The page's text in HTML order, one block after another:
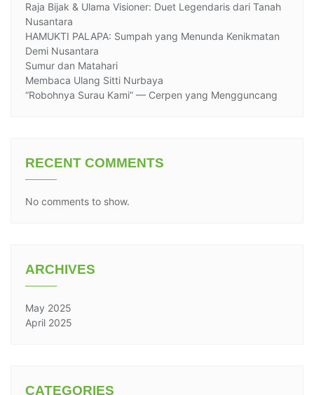
Raja Bijak & Ulama Visioner: Duet Legendaris dari Tanah
Nusantara
HAMUKTI PALAPA: Sumpah yang Menunda Kenikmatan
Demi Nusantara
Sumur dan Matahari
Membaca Ulang Sitti Nurbaya
“Robohnya Surau Kami” — Cerpen yang Mengguncang
RECENT COMMENTS
No comments to show.
ARCHIVES
May 2025
April 2025
CATEGORIES